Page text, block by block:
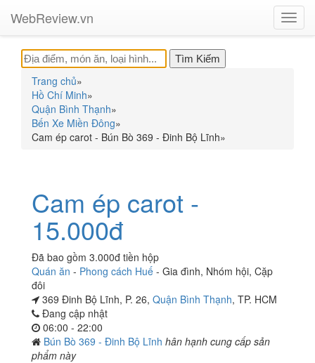
WebReview.vn
Trang chủ»
Hồ Chí Minh»
Quận Bình Thạnh»
Bến Xe Miền Đông»
Cam ép carot - Bún Bò 369 - Đinh Bộ Lĩnh»
Cam ép carot -
15.000đ
Đã bao gồm 3.000đ tiền hộp
Quán ăn - Phong cách Huế - Gia đình, Nhóm hội, Cặp
đôi
369 Đinh Bộ Lĩnh, P. 26, Quận Bình Thạnh, TP. HCM
Đang cập nhật
06:00 - 22:00
Bún Bò 369 - Đinh Bộ Lĩnh hân hạnh cung cấp sản
phẩm này